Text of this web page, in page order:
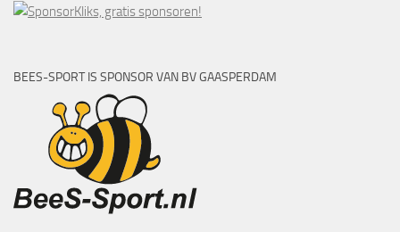
BEES-SPORT IS SPONSOR VAN BV GAASPERDAM